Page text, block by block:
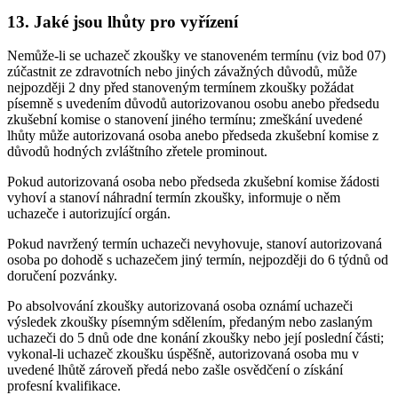
13. Jaké jsou lhůty pro vyřízení
Nemůže-li se uchazeč zkoušky ve stanoveném termínu (viz bod 07)
zúčastnit ze zdravotních nebo jiných závažných důvodů, může
nejpozději 2 dny před stanoveným termínem zkoušky požádat
písemně s uvedením důvodů autorizovanou osobu anebo předsedu
zkušební komise o stanovení jiného termínu; zmeškání uvedené
lhůty může autorizovaná osoba anebo předseda zkušební komise z
důvodů hodných zvláštního zřetele prominout.
Pokud autorizovaná osoba nebo předseda zkušební komise žádosti
vyhoví a stanoví náhradní termín zkoušky, informuje o něm
uchazeče i autorizující orgán.
Pokud navržený termín uchazeči nevyhovuje, stanoví autorizovaná
osoba po dohodě s uchazečem jiný termín, nejpozději do 6 týdnů od
doručení pozvánky.
Po absolvování zkoušky autorizovaná osoba oznámí uchazeči
výsledek zkoušky písemným sdělením, předaným nebo zaslaným
uchazeči do 5 dnů ode dne konání zkoušky nebo její poslední části;
vykonal-li uchazeč zkoušku úspěšně, autorizovaná osoba mu v
uvedené lhůtě zároveň předá nebo zašle osvědčení o získání
profesní kvalifikace.